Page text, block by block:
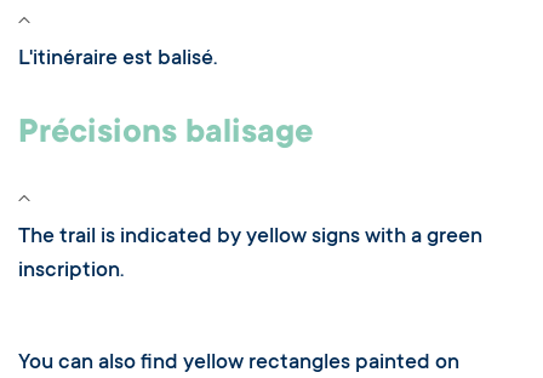
L'itinéraire est balisé.
Précisions balisage
The trail is indicated by yellow signs with a green
inscription.
You can also find yellow rectangles painted on